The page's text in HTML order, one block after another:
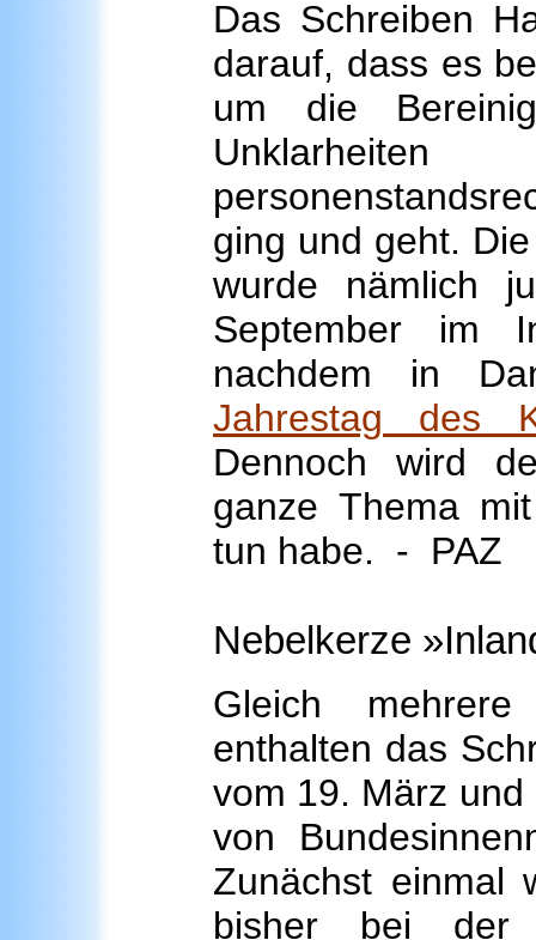
Das Schreiben
darauf, dass es
um die
ging und geht.
wurde nämlich
September im
nachdem in
Jahrestag des
Dennoch wird
ganze Thema
tun habe. - PAZ
Nebelkerze
Gleich
enthalten das
vom 19. März
von
Zunächst einmal
bisher bei der